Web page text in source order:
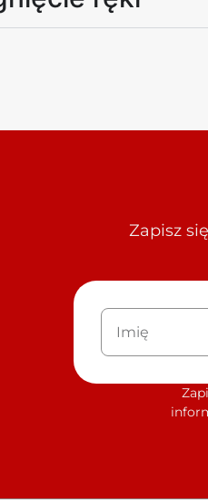
Zapisz